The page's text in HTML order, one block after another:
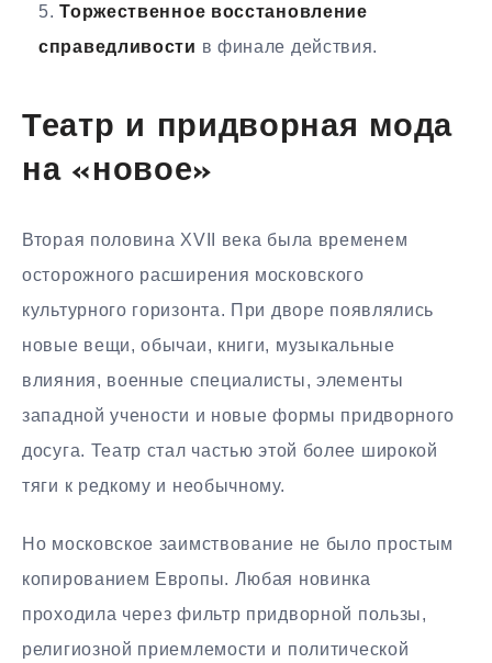
Торжественное восстановление
справедливости в финале действия.
Театр и придворная мода
на «новое»
Вторая половина XVII века была временем
осторожного расширения московского
культурного горизонта. При дворе появлялись
новые вещи, обычаи, книги, музыкальные
влияния, военные специалисты, элементы
западной учености и новые формы придворного
досуга. Театр стал частью этой более широкой
тяги к редкому и необычному.
Но московское заимствование не было простым
копированием Европы. Любая новинка
проходила через фильтр придворной пользы,
религиозной приемлемости и политической